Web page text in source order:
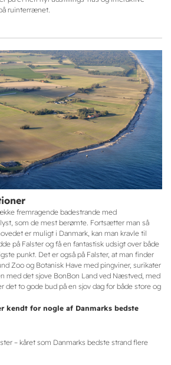
ruinterrænet.
fremragende badestrande med
som de mest berømte. Fortsætter man så
er muligt i Danmark, kan man kravle til
på Falster og få en fantastisk udsigt over både
punkt. Det er også på Falster, at man finder
Zoo og Botanisk Have med pingviner, surikater
med det sjove BonBon Land ved Næstved, med
det to gode bud på en sjov dag for både store og
kendt for nogle af Danmarks bedste
– kåret som Danmarks bedste strand flere